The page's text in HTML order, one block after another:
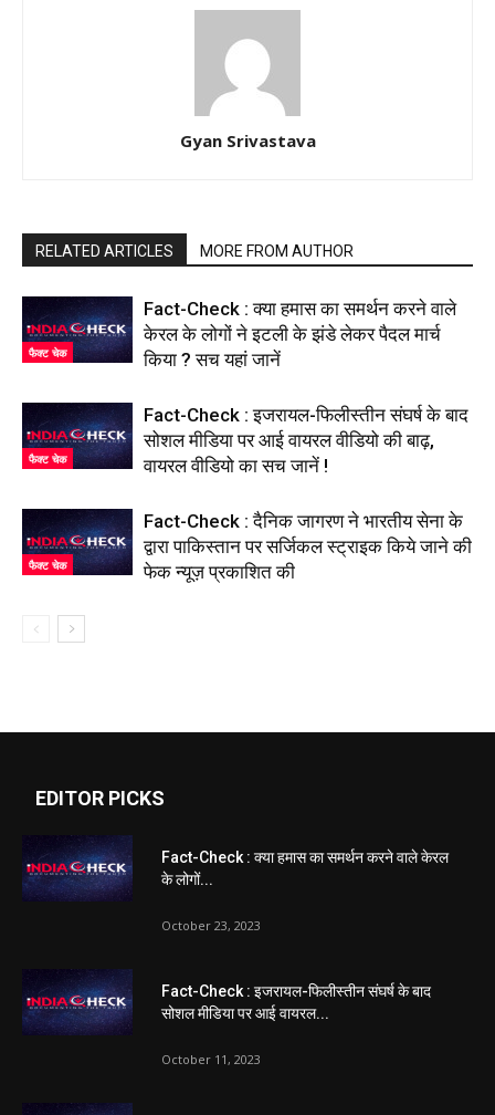
Gyan Srivastava
RELATED ARTICLES MORE FROM AUTHOR
फैक्ट चेक
Fact-Check : क्या हमास का समर्थन करने वाले
केरल के लोगों ने इटली के झंडे लेकर पैदल मार्च
किया ? सच यहां जानें
फैक्ट चेक
Fact-Check : इजरायल-फिलीस्तीन संघर्ष के बाद
सोशल मीडिया पर आई वायरल वीडियो की बाढ़,
वायरल वीडियो का सच जानें !
फैक्ट चेक
Fact-Check : दैनिक जागरण ने भारतीय सेना के
द्वारा पाकिस्तान पर सर्जिकल स्ट्राइक किये जाने की
फेक न्यूज़ प्रकाशित की
EDITOR PICKS
Fact-Check : क्या हमास का समर्थन करने वाले केरल
के लोगों...
October 23, 2023
Fact-Check : इजरायल-फिलीस्तीन संघर्ष के बाद
सोशल मीडिया पर आई वायरल...
October 11, 2023